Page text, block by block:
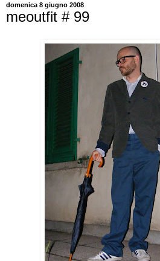
domenica 8 giugno 2008
meoutfit # 99